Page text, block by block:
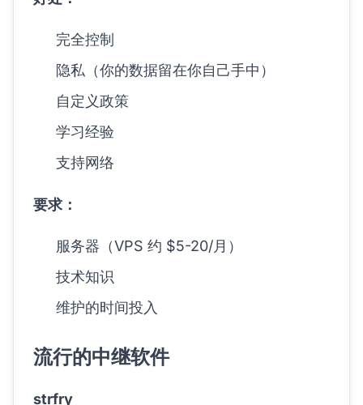
完全控制
隐私（你的数据留在你自己手中）
自定义政策
学习经验
支持网络
要求：
服务器（VPS 约 $5-20/月）
技术知识
维护的时间投入
流行的中继软件
strfry